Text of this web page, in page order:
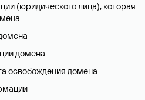
(юридического лица), которая
домена
освобождения домена